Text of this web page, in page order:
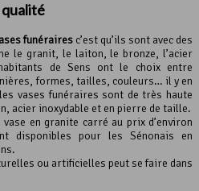
funérairesc’est qu’ils sont avec des
le granit, le laiton, le bronze, l’acier
de Sens ont le choix entre
formes, tailles, couleurs… il y en
vases funéraires sont de très haute
acier inoxydable et en pierre de taille.
en granite carré au prix d’environ
disponibles pour les Sénonais en
ou artificielles peut se faire dans